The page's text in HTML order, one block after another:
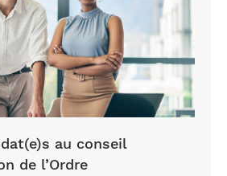
au conseil
de l’Ordre